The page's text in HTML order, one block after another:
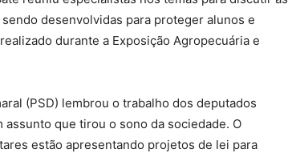
desenvolvidas para proteger alunos e
durante a Exposição Agropecuária e
(PSD) lembrou o trabalho dos deputados
que tirou o sono da sociedade. O
estão apresentando projetos de lei para